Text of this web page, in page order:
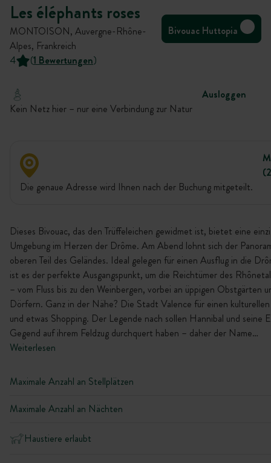
Les éléphants roses
MONTOISON, Auvergne-Rhône-
Alpes, Frankreich
Bivouac Huttopia
4 (1 Bewertungen)
Ausloggen
Kein Netz hier – nur eine Verbindung zur Natur
Die genaue Adresse wird Ihnen nach der Buchung mitgeteilt.
Dieses Bivouac, das den Trüffeleichen gewidmet ist, bietet eine
Umgebung im Herzen der Drôme. Am Abend lohnt sich der
oberen Teil des Geländes. Ideal gelegen für einen Ausflug in die
ist es der perfekte Ausgangspunkt, um die Reichtümer des
– vom Fluss bis zu den Weinbergen, vorbei an üppigen Obstgärten
Dörfern. Ganz in der Nähe? Die Stadt Valence für einen
und etwas Shopping. Der Legende nach sollen Hannibal und seine
Gegend auf ihrem Feldzug durchquert haben – daher der Name…
Weiterlesen
Maximale Anzahl an Stellplätzen
Maximale Anzahl an Nächten
Haustiere erlaubt